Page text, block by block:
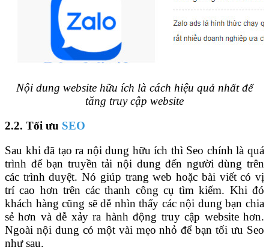
Nội dung website hữu ích là cách hiệu quả nhất để
tăng truy cập website
2.2. Tối ưu SEO
Sau khi đã tạo ra nội dung hữu ích thì Seo chính là quá
trình để bạn truyền tải nội dung đến người dùng trên
các trình duyệt. Nó giúp trang web hoặc bài viết có vị
trí cao hơn trên các thanh công cụ tìm kiếm. Khi đó
khách hàng cũng sẽ dễ nhìn thấy các nội dung bạn chia
sẻ hơn và dễ xảy ra hành động truy cập website hơn.
Ngoài nội dung có một vài mẹo nhỏ để bạn tối ưu Seo
như sau.